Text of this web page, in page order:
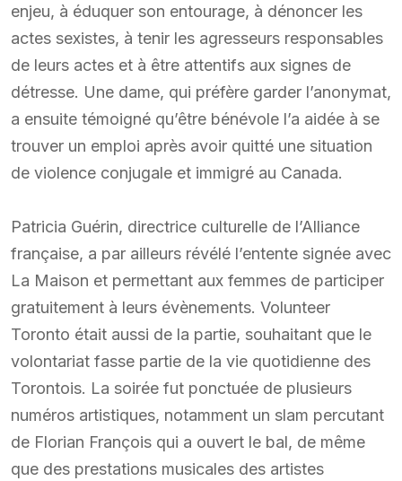
enjeu, à éduquer son entourage, à dénoncer les
actes sexistes, à tenir les agresseurs responsables
de leurs actes et à être attentifs aux signes de
détresse. Une dame, qui préfère garder l’anonymat,
a ensuite témoigné qu’être bénévole l’a aidée à se
trouver un emploi après avoir quitté une situation
de violence conjugale et immigré au Canada.
Patricia Guérin, directrice culturelle de l’Alliance
française, a par ailleurs révélé l’entente signée avec
La Maison et permettant aux femmes de participer
gratuitement à leurs évènements. Volunteer
Toronto était aussi de la partie, souhaitant que le
volontariat fasse partie de la vie quotidienne des
Torontois. La soirée fut ponctuée de plusieurs
numéros artistiques, notamment un slam percutant
de Florian François qui a ouvert le bal, de même
que des prestations musicales des artistes